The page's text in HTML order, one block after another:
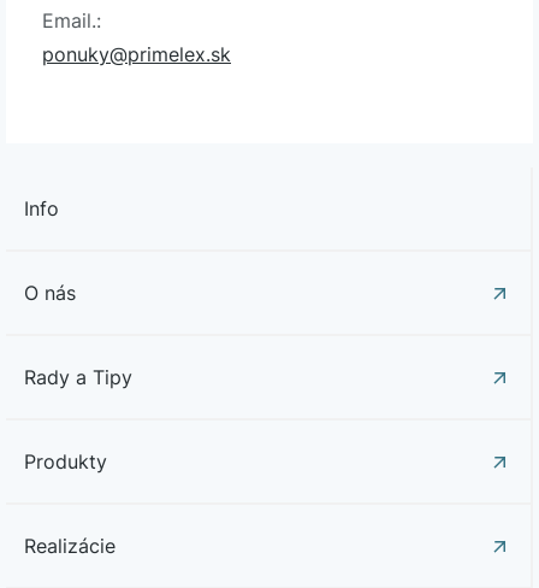
Email.:
ponuky@primelex.sk
Info
O nás
Rady a Tipy
Produkty
Realizácie